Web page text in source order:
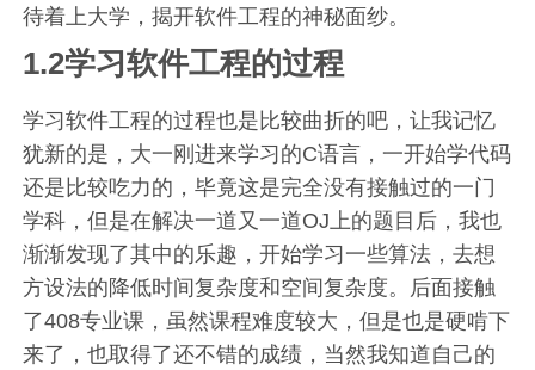
待着上大学，揭开软件工程的神秘面纱。
1.2学习软件工程的过程
学习软件工程的过程也是比较曲折的吧，让我记忆
犹新的是，大一刚进来学习的C语言，一开始学代码
还是比较吃力的，毕竟这是完全没有接触过的一门
学科，但是在解决一道又一道OJ上的题目后，我也
渐渐发现了其中的乐趣，开始学习一些算法，去想
方设法的降低时间复杂度和空间复杂度。后面接触
了408专业课，虽然课程难度较大，但是也是硬啃下
来了，也取得了还不错的成绩，当然我知道自己的